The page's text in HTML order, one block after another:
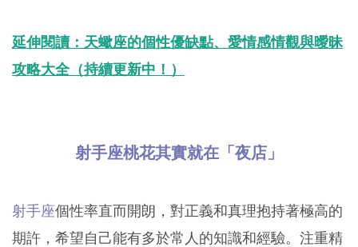
延伸閱讀：天蠍座的個性優缺點、愛情感情觀與曖昧
攻略大全（持續更新中！）
射手座桃花其實就在「夜店」
射手座個性率直而開朗，對正義和真理抱持著極高的
期許，希望自己能有多於常人的知識和經驗。注重精